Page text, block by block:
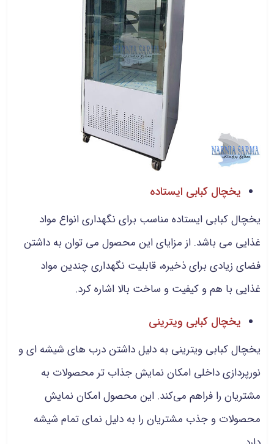
یخچال کبابی ایستاده
یخچال کبابی ایستاده مناسب برای نگهداری انواع مواد
غذایی می باشد. از مزایای این محصول می توان به داشتن
فضای زیادی برای ذخیره، قابلیت نگهداری چندین مواد
غذایی با هم و کیفیت و ساخت بالا اشاره کرد.
یخچال کبابی ویترینی
یخچال کبابی ویترینی به دلیل داشتن درب‌ های شیشه‌ ای و
نورپردازی داخلی امکان نمایش جذاب‌ تر محصولات به
مشتریان را فراهم می‌کند. این محصول امکان نمایش
محصولات و جذب مشتریان را به دلیل نمای تمام شیشه